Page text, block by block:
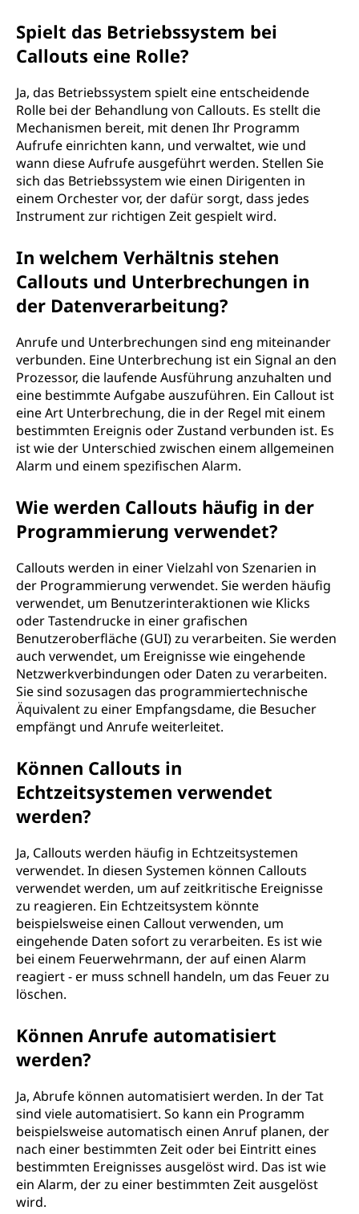
Spielt das Betriebssystem bei
Callouts eine Rolle?
Ja, das Betriebssystem spielt eine entscheidende
Rolle bei der Behandlung von Callouts. Es stellt die
Mechanismen bereit, mit denen Ihr Programm
Aufrufe einrichten kann, und verwaltet, wie und
wann diese Aufrufe ausgeführt werden. Stellen Sie
sich das Betriebssystem wie einen Dirigenten in
einem Orchester vor, der dafür sorgt, dass jedes
Instrument zur richtigen Zeit gespielt wird.
In welchem Verhältnis stehen
Callouts und Unterbrechungen in
der Datenverarbeitung?
Anrufe und Unterbrechungen sind eng miteinander
verbunden. Eine Unterbrechung ist ein Signal an den
Prozessor, die laufende Ausführung anzuhalten und
eine bestimmte Aufgabe auszuführen. Ein Callout ist
eine Art Unterbrechung, die in der Regel mit einem
bestimmten Ereignis oder Zustand verbunden ist. Es
ist wie der Unterschied zwischen einem allgemeinen
Alarm und einem spezifischen Alarm.
Wie werden Callouts häufig in der
Programmierung verwendet?
Callouts werden in einer Vielzahl von Szenarien in
der Programmierung verwendet. Sie werden häufig
verwendet, um Benutzerinteraktionen wie Klicks
oder Tastendrucke in einer grafischen
Benutzeroberfläche (GUI) zu verarbeiten. Sie werden
auch verwendet, um Ereignisse wie eingehende
Netzwerkverbindungen oder Daten zu verarbeiten.
Sie sind sozusagen das programmiertechnische
Äquivalent zu einer Empfangsdame, die Besucher
empfängt und Anrufe weiterleitet.
Können Callouts in
Echtzeitsystemen verwendet
werden?
Ja, Callouts werden häufig in Echtzeitsystemen
verwendet. In diesen Systemen können Callouts
verwendet werden, um auf zeitkritische Ereignisse
zu reagieren. Ein Echtzeitsystem könnte
beispielsweise einen Callout verwenden, um
eingehende Daten sofort zu verarbeiten. Es ist wie
bei einem Feuerwehrmann, der auf einen Alarm
reagiert - er muss schnell handeln, um das Feuer zu
löschen.
Können Anrufe automatisiert
werden?
Ja, Abrufe können automatisiert werden. In der Tat
sind viele automatisiert. So kann ein Programm
beispielsweise automatisch einen Anruf planen, der
nach einer bestimmten Zeit oder bei Eintritt eines
bestimmten Ereignisses ausgelöst wird. Das ist wie
ein Alarm, der zu einer bestimmten Zeit ausgelöst
wird.